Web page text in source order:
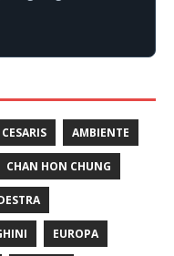
AMBIENTE
CHAN HON CHUNG
EUROPA